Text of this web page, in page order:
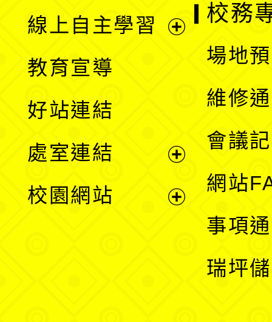
線上自主學習
單
教育宣導
好站連結
處室連結
校園網站
校務
場地
維修
會議
網站
事項
瑞坪